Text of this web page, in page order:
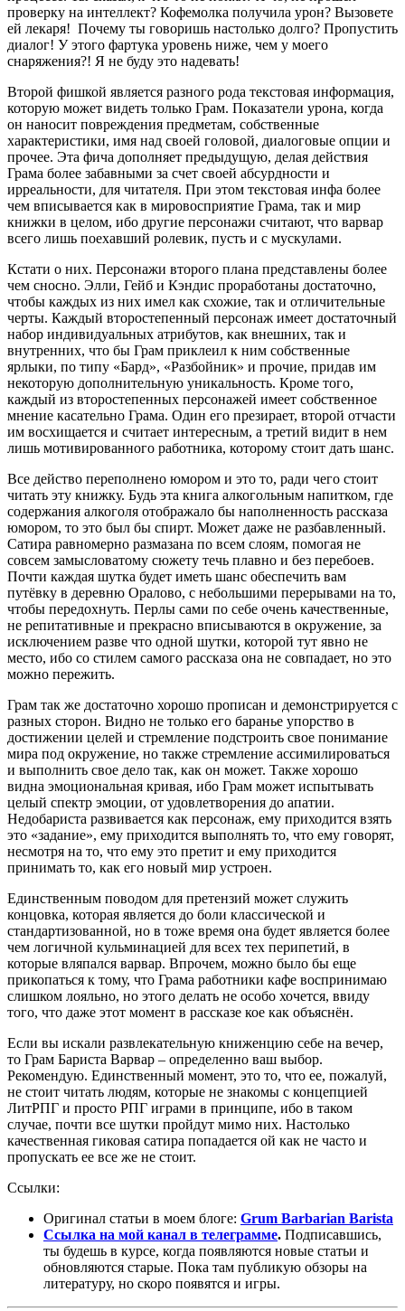
проверку на интеллект? Кофемолка получила урон? Вызовете
ей лекаря! Почему ты говоришь настолько долго? Пропустить
диалог! У этого фартука уровень ниже, чем у моего
снаряжения?! Я не буду это надевать!
Второй фишкой является разного рода текстовая информация,
которую может видеть только Грам. Показатели урона, когда
он наносит повреждения предметам, собственные
характеристики, имя над своей головой, диалоговые опции и
прочее. Эта фича дополняет предыдущую, делая действия
Грама более забавными за счет своей абсурдности и
ирреальности, для читателя. При этом текстовая инфа более
чем вписывается как в мировосприятие Грама, так и мир
книжки в целом, ибо другие персонажи считают, что варвар
всего лишь поехавший ролевик, пусть и с мускулами.
Кстати о них. Персонажи второго плана представлены более
чем сносно. Элли, Гейб и Кэндис проработаны достаточно,
чтобы каждых из них имел как схожие, так и отличительные
черты. Каждый второстепенный персонаж имеет достаточный
набор индивидуальных атрибутов, как внешних, так и
внутренних, что бы Грам приклеил к ним собственные
ярлыки, по типу «Бард», «Разбойник» и прочие, придав им
некоторую дополнительную уникальность. Кроме того,
каждый из второстепенных персонажей имеет собственное
мнение касательно Грама. Один его презирает, второй отчасти
им восхищается и считает интересным, а третий видит в нем
лишь мотивированного работника, которому стоит дать шанс.
Все действо переполнено юмором и это то, ради чего стоит
читать эту книжку. Будь эта книга алкогольным напитком, где
содержания алкоголя отображало бы наполненность рассказа
юмором, то это был бы спирт. Может даже не разбавленный.
Сатира равномерно размазана по всем слоям, помогая не
совсем замысловатому сюжету течь плавно и без перебоев.
Почти каждая шутка будет иметь шанс обеспечить вам
путёвку в деревню Оралово, с небольшими перерывами на то,
чтобы передохнуть. Перлы сами по себе очень качественные,
не репитативные и прекрасно вписываются в окружение, за
исключением разве что одной шутки, которой тут явно не
место, ибо со стилем самого рассказа она не совпадает, но это
можно пережить.
Грам так же достаточно хорошо прописан и демонстрируется с
разных сторон. Видно не только его баранье упорство в
достижении целей и стремление подстроить свое понимание
мира под окружение, но также стремление ассимилироваться
и выполнить свое дело так, как он может. Также хорошо
видна эмоциональная кривая, ибо Грам может испытывать
целый спектр эмоции, от удовлетворения до апатии.
Недобариста развивается как персонаж, ему приходится взять
это «задание», ему приходится выполнять то, что ему говорят,
несмотря на то, что ему это претит и ему приходится
принимать то, как его новый мир устроен.
Единственным поводом для претензий может служить
концовка, которая является до боли классической и
стандартизованной, но в тоже время она будет является более
чем логичной кульминацией для всех тех перипетий, в
которые вляпался варвар. Впрочем, можно было бы еще
прикопаться к тому, что Грама работники кафе воспринимаю
слишком лояльно, но этого делать не особо хочется, ввиду
того, что даже этот момент в рассказе кое как объяснён.
Если вы искали развлекательную книженцию себе на вечер,
то Грам Бариста Варвар – определенно ваш выбор.
Рекомендую. Единственный момент, это то, что ее, пожалуй,
не стоит читать людям, которые не знакомы с концепцией
ЛитРПГ и просто РПГ играми в принципе, ибо в таком
случае, почти все шутки пройдут мимо них. Настолько
качественная гиковая сатира попадается ой как не часто и
пропускать ее все же не стоит.
Ссылки:
Оригинал статьи в моем блоге: Grum Barbarian Barista
Ссылка на мой канал в телеграмме. Подписавшись,
ты будешь в курсе, когда появляются новые статьи и
обновляются старые. Пока там публикую обзоры на
литературу, но скоро появятся и игры.